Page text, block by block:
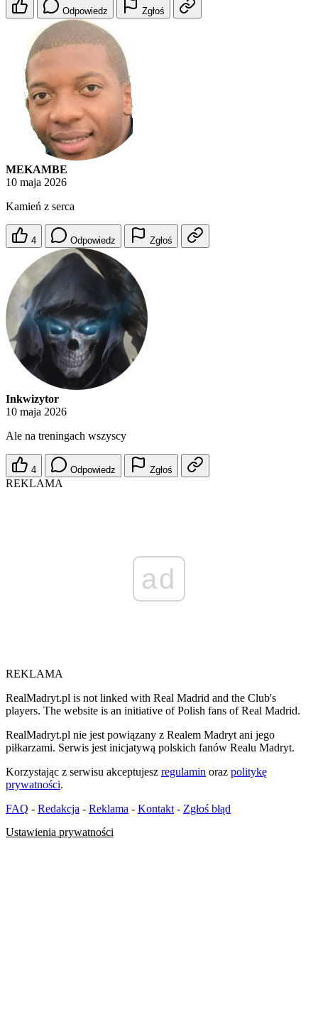
Odpowiedz Zgłoś
MEKAMBE
10 maja 2026
Kamień z serca
4 Odpowiedz Zgłoś
Inkwizytor
10 maja 2026
Ale na treningach wszyscy
4 Odpowiedz Zgłoś
REKLAMA
ad
REKLAMA
RealMadryt.pl is not linked with Real Madrid and the Club's
players. The website is an initiative of Polish fans of Real Madrid.
RealMadryt.pl nie jest powiązany z Realem Madryt ani jego
piłkarzami. Serwis jest inicjatywą polskich fanów Realu Madryt.
Korzystając z serwisu akceptujesz regulamin oraz politykę
prywatności.
FAQ - Redakcja - Reklama - Kontakt - Zgłoś błąd
Ustawienia prywatności